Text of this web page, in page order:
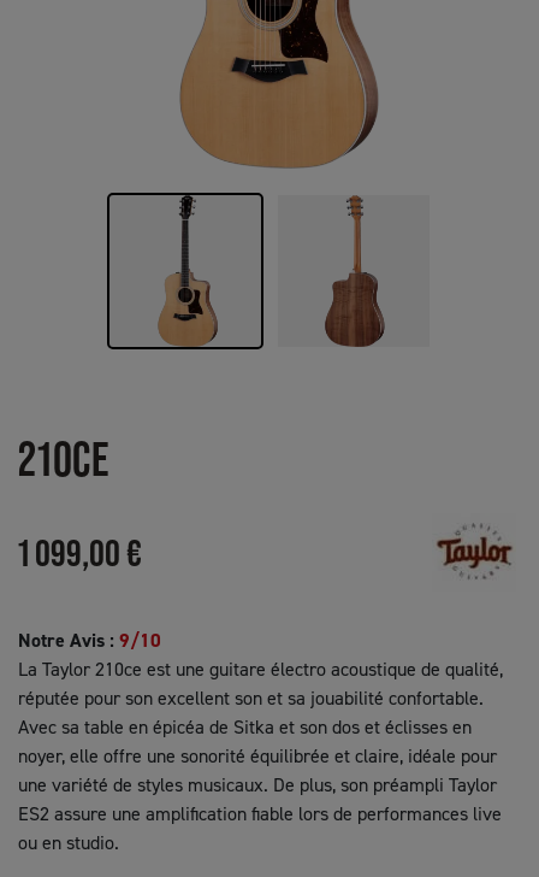
210CE
1 099,00 €
Notre Avis : 9/10
La Taylor 210ce est une guitare électro acoustique de qualité,
réputée pour son excellent son et sa jouabilité confortable.
Avec sa table en épicéa de Sitka et son dos et éclisses en
noyer, elle offre une sonorité équilibrée et claire, idéale pour
une variété de styles musicaux. De plus, son préampli Taylor
ES2 assure une amplification fiable lors de performances live
ou en studio.